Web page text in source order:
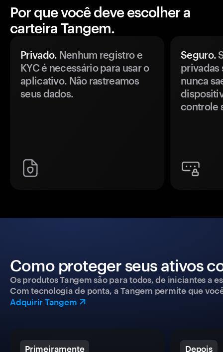
Por que você deve escolher a
carteira Tangem.
Privado. Nenhum registro e
KYC é necessário para usar o
aplicativo. Não rastreamos
seus dados.
Seguro.
privadas
nunca
controle
Como proteger seus ativos
Os produtos Tangem são para todos, de iniciantes a
Com tecnologia de ponta, a Tangem permite que
Adquirir Tangem
Primeiramente Depois